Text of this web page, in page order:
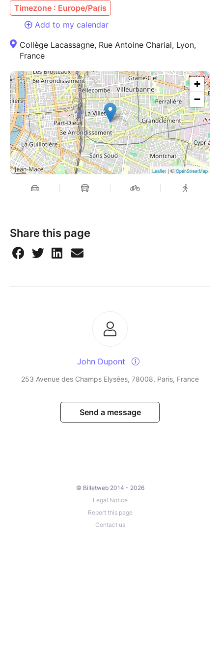
Timezone : Europe/Paris
Add to my calendar
Collège Lacassagne, Rue Antoine Charial, Lyon,
France
+
−
Leaflet | ©OpenStreetMap
Share this page
John Dupont
253 Avenue des Champs Elysées, 78008, Paris, France
Send a message
© Billetweb 2014 - 2026
Legal Notice
Report this page
Contact us